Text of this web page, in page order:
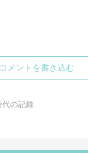
コメントを書き込む
代の記録